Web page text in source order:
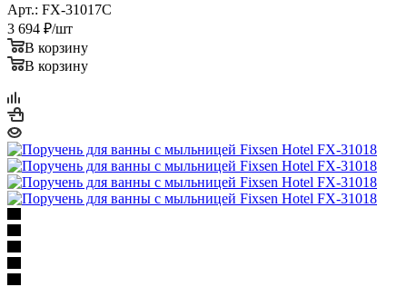
Арт.: FX-31017C
3 694 ₽/шт
В корзину
В корзину